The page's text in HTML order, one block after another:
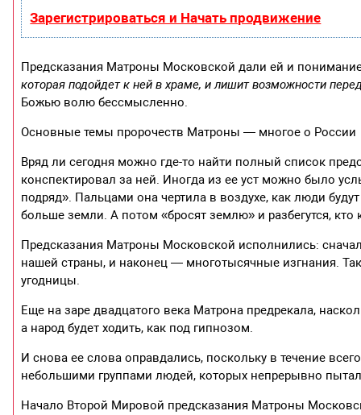
Зарегистрироваться и Начать продвижение
Предсказания Матроны Московской дали ей и
которая подойдет к ней в храме, и лишит возможности
Божью волю бессмысленно.
Основные темы пророчеств Матроны — многое о России
Вряд ли сегодня можно где-то найти полный список
конспектировал за ней. Иногда из ее уст можно было
подряд». Пальцами она чертила в воздухе, как люди
больше земли. А потом «бросят землю» и разбегутся, кто
Предсказания Матроны Московской исполнились:
нашей страны, и наконец — многотысячные изгнания.
угодницы.
Еще на заре двадцатого века Матрона предрекала,
а народ будет ходить, как под гипнозом.
И снова ее слова оправдались, поскольку в течение
небольшими группами людей, которых непрерывно
Начало Второй Мировой предсказания Матроны